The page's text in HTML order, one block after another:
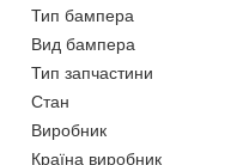
Тип бампера
Вид бампера
Тип запчастини
Стан
Виробник
Країна виробник